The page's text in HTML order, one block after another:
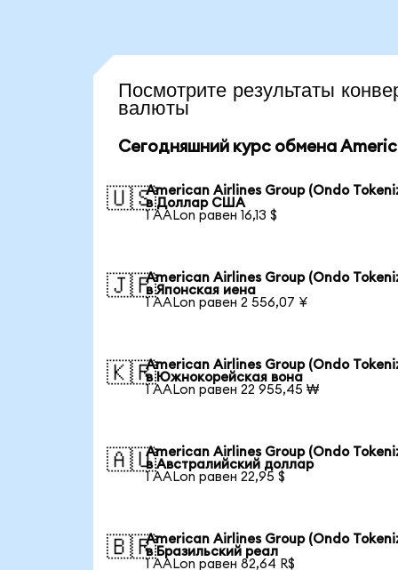
Посмотрите результаты
валюты
Сегодняшний курс обмена
🇺🇸American Airlines Group (Ondo
в Доллар США
1 AALon равен 16,13 $
🇯🇵American Airlines Group (Ondo
в Японская иена
1 AALon равен 2 556,07 ¥
🇰🇷American Airlines Group (Ondo
в Южнокорейская вона
1 AALon равен 22 955,45 ₩
🇦🇺American Airlines Group (Ondo
в Австралийский доллар
1 AALon равен 22,95 $
🇧🇷American Airlines Group (Ondo
в Бразильский реал
1 AALon равен 82,64 R$